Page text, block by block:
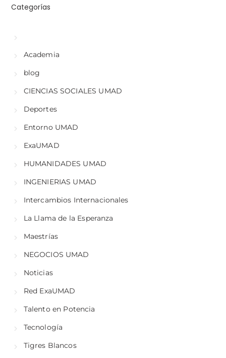
Categorías
Academia
blog
CIENCIAS SOCIALES UMAD
Deportes
Entorno UMAD
ExaUMAD
HUMANIDADES UMAD
INGENIERIAS UMAD
Intercambios Internacionales
La Llama de la Esperanza
Maestrías
NEGOCIOS UMAD
Noticias
Red ExaUMAD
Talento en Potencia
Tecnología
Tigres Blancos